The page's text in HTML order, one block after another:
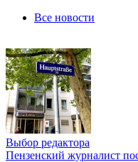
Все новости
Выбор редактора
Пензенский журналист